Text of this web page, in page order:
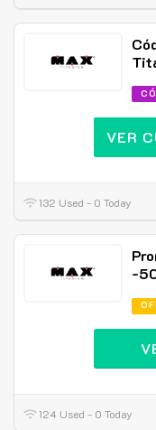
VER
132 Used - 0 Today
-
124 Used - 0 Today